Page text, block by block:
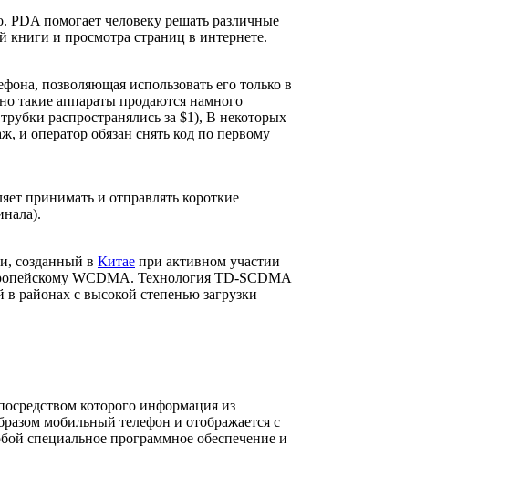
PDA помогает человеку решать различные
книги и просмотра страниц в интернете.
позволяющая использовать его только в
такие аппараты продаются намного
распространялись за $1), В некоторых
и оператор обязан снять код по первому
принимать и отправлять короткие
созданный в Китае при активном участии
WCDMA. Технология TD-SCDMA
районах с высокой степенью загрузки
которого информация из
мобильный телефон и отображается с
специальное программное обеспечение и